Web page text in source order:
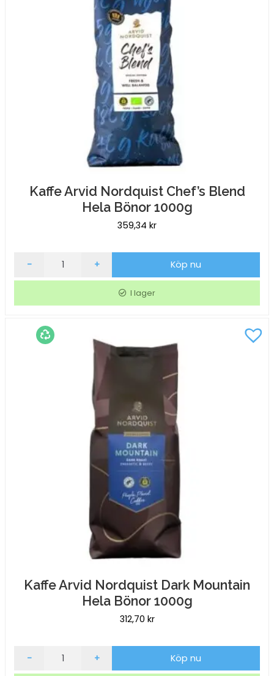
Kaffe Arvid Nordquist Chef’s Blend
Hela Bönor 1000g
359,34 kr
Kaffe
- + Köp nu
I lager
Kaffe Arvid Nordquist Dark Mountain
Hela Bönor 1000g
312,70 kr
Kaffe
- + Köp nu